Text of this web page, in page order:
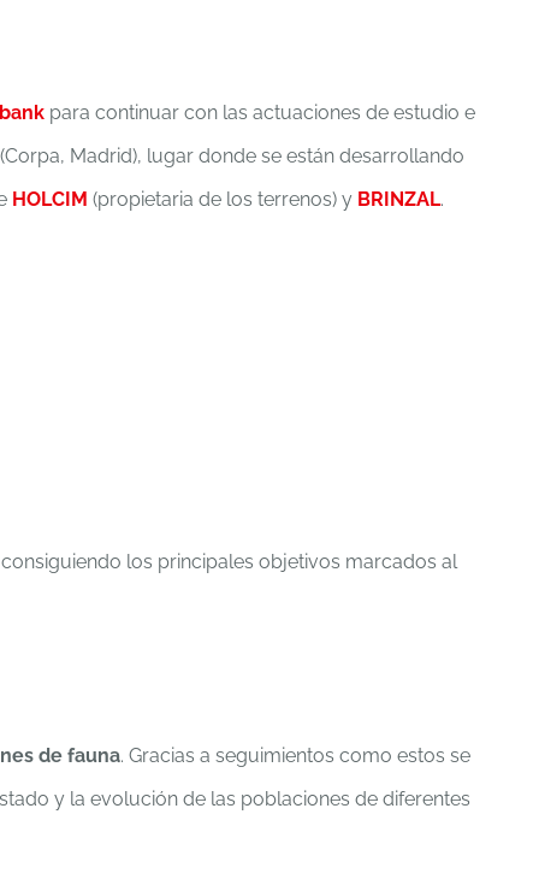
para continuar con las actuaciones de estudio e
Madrid), lugar donde se están desarrollando
HOLCIM (propietaria de los terrenos) y BRINZAL.
los principales objetivos marcados al
de fauna. Gracias a seguimientos como estos se
y la evolución de las poblaciones de diferentes